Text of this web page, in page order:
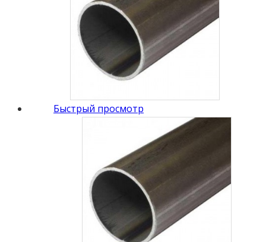
Быстрый просмотр